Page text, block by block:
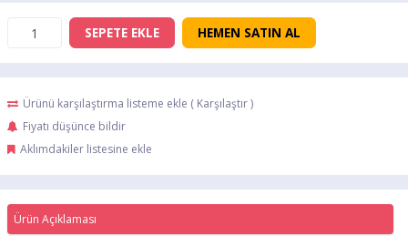
SEPETE EKLE HEMEN SATIN AL
Ürünü karşılaştırma listeme ekle ( Karşılaştır)
Fiyatı düşünce bildir
Aklımdakiler listesine ekle
Ürün Açıklaması